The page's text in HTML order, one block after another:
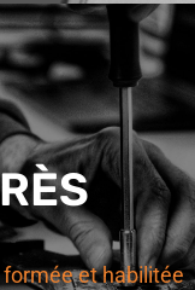
formée et habilitée